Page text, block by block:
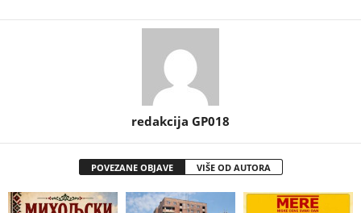
redakcija GP018
POVEZANE OBJAVE VIŠE OD AUTORA